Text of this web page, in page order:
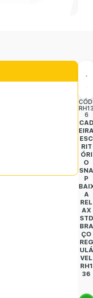
6
ESC
RIT
ÓRI
O
P
A
REL
AX
STD
BRA
ÇO
REG
ULÁ
VEL
RH1
36